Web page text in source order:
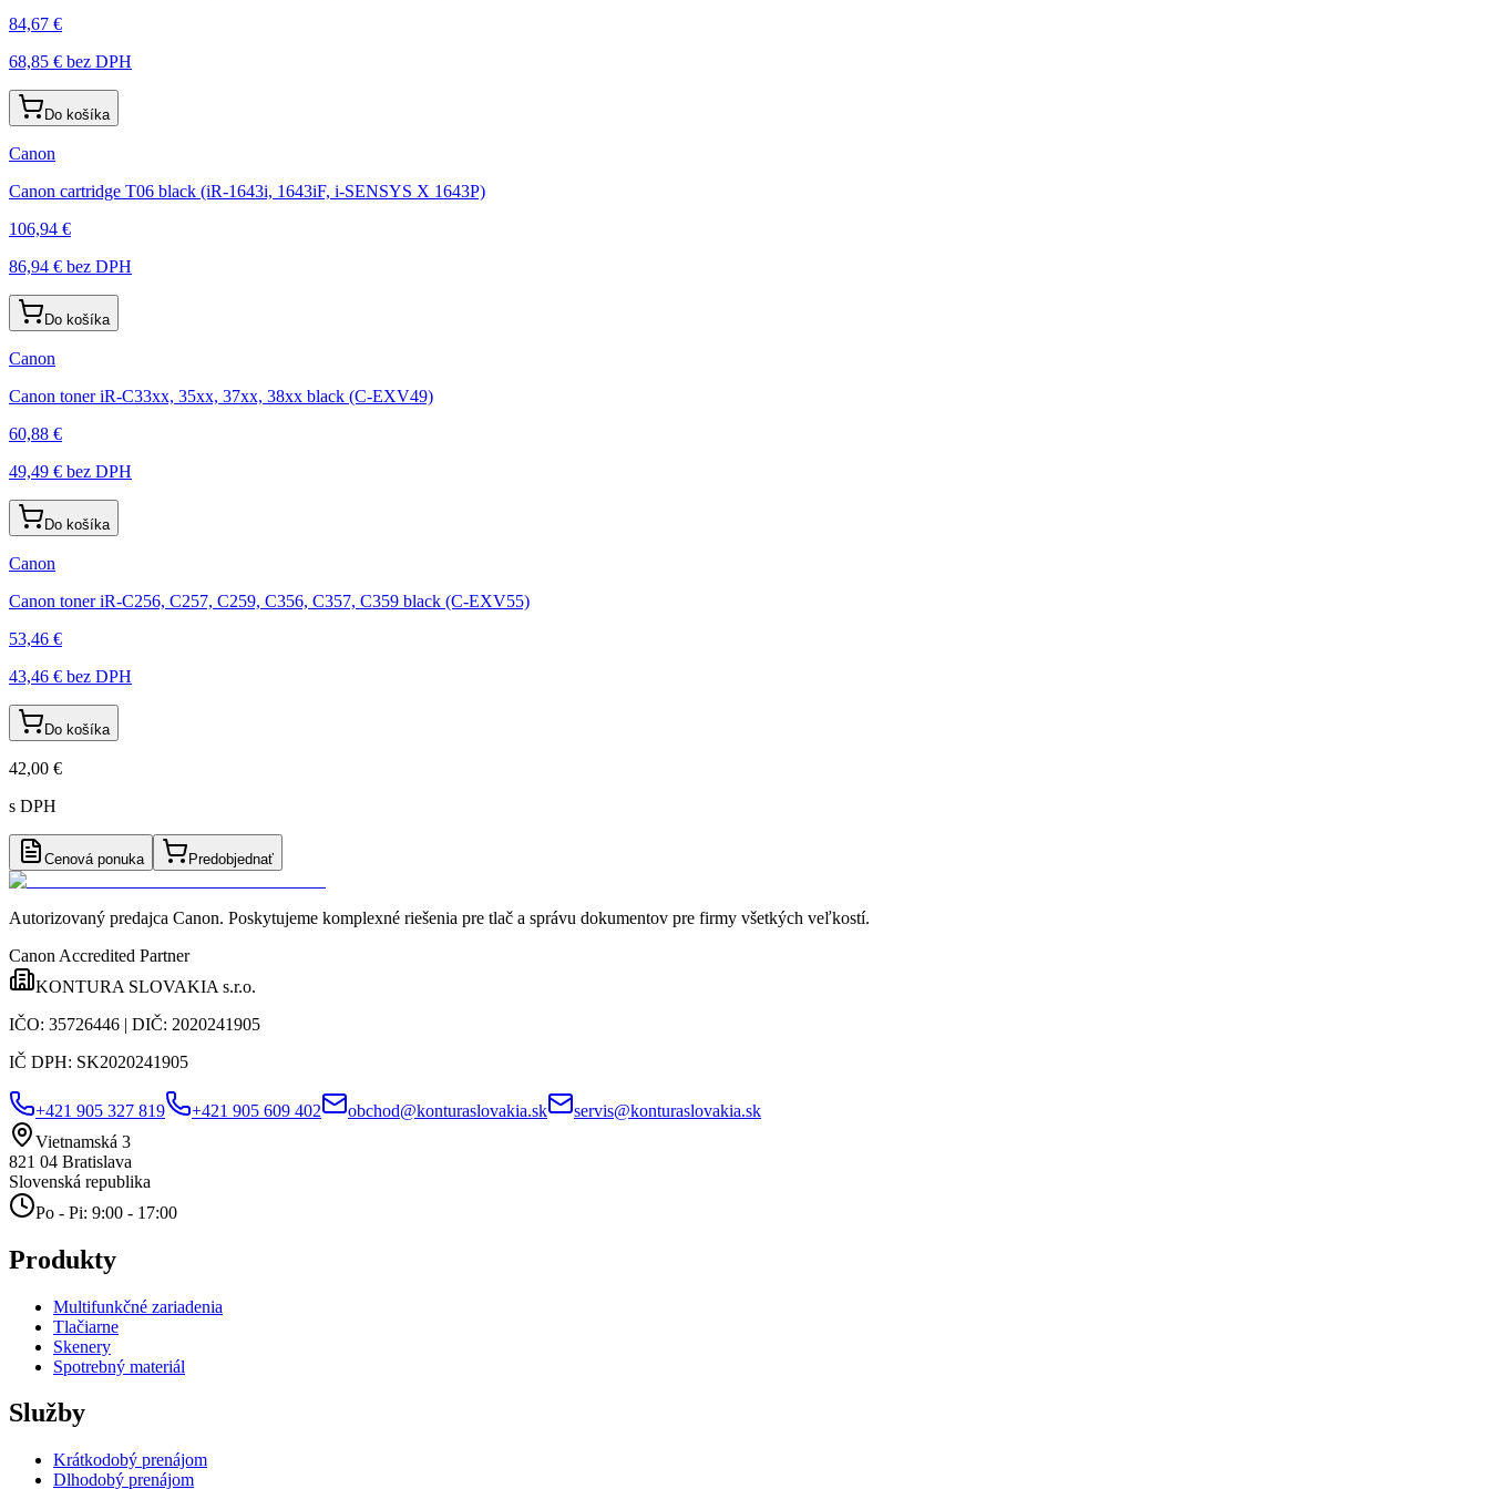
84,67 €
68,85 € bez DPH
Do košíka
Canon
Canon cartridge T06 black (iR-1643i, 1643iF, i-SENSYS X 1643P)
106,94 €
86,94 € bez DPH
Do košíka
Canon
Canon toner iR-C33xx, 35xx, 37xx, 38xx black (C-EXV49)
60,88 €
49,49 € bez DPH
Do košíka
Canon
Canon toner iR-C256, C257, C259, C356, C357, C359 black (C-EXV55)
53,46 €
43,46 € bez DPH
Do košíka
42,00 €
s DPH
Cenová ponuka Predobjednať
Autorizovaný predajca Canon. Poskytujeme komplexné riešenia pre tlač a správu dokumentov pre firmy všetkých veľkostí.
Canon Accredited Partner
KONTURA SLOVAKIA s.r.o.
IČO: 35726446 | DIČ: 2020241905
IČ DPH: SK2020241905
+421 905 327 819 +421 905 609 402 obchod@konturaslovakia.sk
servis@konturaslovakia.sk
Vietnamská 3
821 04 Bratislava
Slovenská republika
Po - Pi: 9:00 - 17:00
Produkty
Multifunkčné zariadenia
Tlačiarne
Skenery
Spotrebný materiál
Služby
Krátkodobý prenájom
Dlhodobý prenájom